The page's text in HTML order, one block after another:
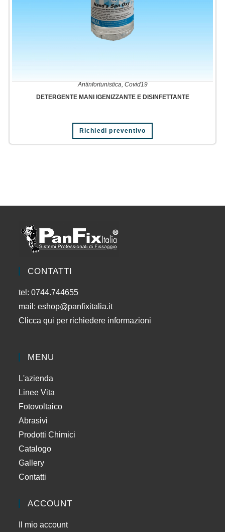
Antinfortunistica, Covid19
DETERGENTE MANI IGENIZZANTE E DISINFETTANTE
Richiedi preventivo
CONTATTI
tel: 0744.744655
mail:eshop@panfixitalia.it
Clicca qui per richiedere informazioni
MENU
L'azienda
Linee Vita
Fotovoltaico
Abrasivi
Prodotti Chimici
Catalogo
Gallery
Contatti
ACCOUNT
Il mio account